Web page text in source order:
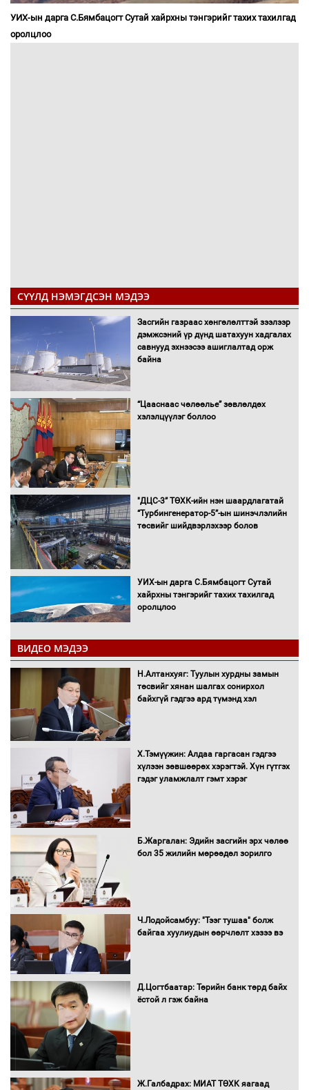
УИХ-ын дарга С.Бямбацогт Сутай хайрхны тэнгэрийг тахих тахилгад
оролцлоо
СҮҮЛД НЭМЭГДСЭН МЭДЭЭ
Засгийн газраас хөнгөлөлттэй зээлээр
дэмжсэний үр дүнд шатахуун хадгалах
савнууд эхнээсээ ашиглалтад орж
байна
“Цааснаас чөлөөлье” зөвлөлдөх
хэлэлцүүлэг боллоо
"ДЦС-3” ТӨХК-ийн нэн шаардлагатай
“Турбингенератор-5”-ын шинэчлэлийн
төсвийг шийдвэрлэхээр болов
УИХ-ын дарга С.Бямбацогт Сутай
хайрхны тэнгэрийг тахих тахилгад
оролцлоо
С.Амарсайхан: Иргэдийг хохироосон
ААН-ийн нуугтмал хөрөнгийг
битүүмжлэнэ
Н.Номтойбаяр: Аймгуудад тулгамдаж
буй асуудлуудыг Засгийн газрын
хуралдаанд танилцуулж,
эрэгтэйчүүдийн волейболын тэмцээнд
оролцож байгаа баг тамирчдад
Автобензин, дизель түлшний онцгой
ВИДЕО МЭДЭЭ
Н.Алтанхуяг: Туулын хурдны замын
төсвийг хянан шалгах сонирхол
байхгүй гэдгээ ард түмэнд хэл
Х.Тэмүүжин: Алдаа гаргасан гэдгээ
хүлээн зөвшөөрөх хэрэгтэй. Хүн гүтгэх
гэдэг уламжлалт гэмт хэрэг
Б.Жаргалан: Эдийн засгийн эрх чөлөө
бол 35 жилийн мөрөөдөл зорилго
Ч.Лодойсамбуу: "Тээг тушаа" болж
байгаа хуулиудын өөрчлөлт хэзээ вэ
Д.Цогтбаатар: Төрийн банк төрд байх
ёстой л гэж байна
Ж.Галбадрах: МИАТ ТӨХК яагаад